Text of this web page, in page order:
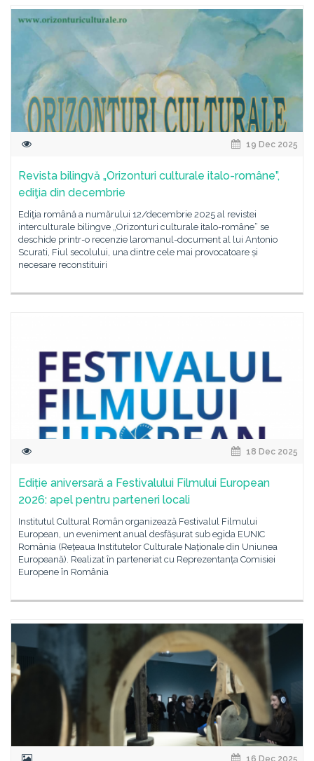
19 Dec 2025
Revista bilingvă „Orizonturi culturale italo-române”,
ediţia din decembrie
Ediţia română a numărului 12/decembrie 2025 al revistei
interculturale bilingve „Orizonturi culturale italo-române” se
deschide printr-o recenzie laromanul-document al lui Antonio
Scurati, Fiul secolului, una dintre cele mai provocatoare și
necesare reconstituiri
18 Dec 2025
Ediție aniversară a Festivalului Filmului European
2026: apel pentru parteneri locali
Institutul Cultural Român organizează Festivalul Filmului
European, un eveniment anual desfășurat sub egida EUNIC
România (Rețeaua Institutelor Culturale Naționale din Uniunea
Europeană). Realizat în parteneriat cu Reprezentanța Comisiei
Europene în România
16 Dec 2025